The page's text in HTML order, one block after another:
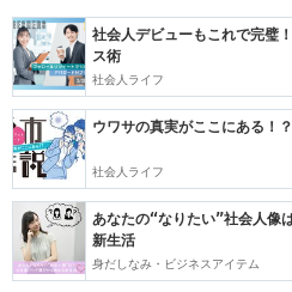
社会人デビューもこれで完璧
ス術
社会人ライフ
ウワサの真実がここにある！
社会人ライフ
あなたの“なりたい”社会人像
新生活
身だしなみ・ビジネスアイテム